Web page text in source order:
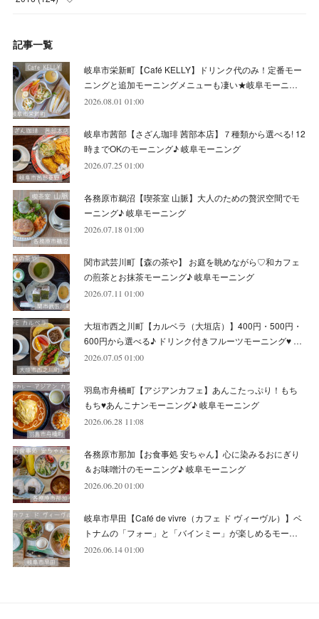
(5
(7)
(10
(6)
(10)
(6
(5)
(6)
(8)
(7
(9)
(4)
(6)
(7
(11)
(7)
(9)
(2)
(7
(7)
(5)
(1)
(8)
(4)
(7)
(4)
(5)
(4)
(4)
(10)
(10)
(6)
(7)
(8)
(7)
(6)
(5)
(6)
(8)
(8)
(5)
(8)
(8)
(8)
(9)
(9)
(9)
(7)
(11)
(12)
(10)
(10)
(12)
(16)
(9)
(13)
(8)
(6)
(12)
(6)
記事一覧
岐阜市栄新町【Café KELLY】ドリンク代のみ！定番モー
ニングと追加モーニングメニューも凄い★岐阜モーニ…
2026.08.01 01:00
岐阜市茜部【さざん珈琲 茜部本店】７種類から選べる! 12
時までOKのモーニング♪ 岐阜モーニング
2026.07.25 01:00
各務原市鵜沼【喫茶室 山脈】大人のための贅沢空間でモ
ーニング♪ 岐阜モーニング
2026.07.18 01:00
関市武芸川町【森の茶や】 お庭を眺めながら♡和カフェ
の煎茶とお抹茶モーニング♪ 岐阜モーニング
2026.07.11 01:00
大垣市西之川町【カルベラ（大垣店）】400円・500円・
600円から選べる♪ ドリンク付きフルーツモーニング♥ …
2026.07.05 01:00
羽島市舟橋町【アジアンカフェ】あんこたっぷり！もち
もち♥あんこナンモーニング♪ 岐阜モーニング
2026.06.28 11:08
各務原市那加【お食事処 安ちゃん】心に染みるおにぎり
＆お味噌汁のモーニング♪ 岐阜モーニング
2026.06.20 01:00
岐阜市早田【Café de vivre（カフェ ド ヴィーヴル）】ベ
トナムの「フォー」と「バインミー」が楽しめるモー…
2026.06.14 01:00